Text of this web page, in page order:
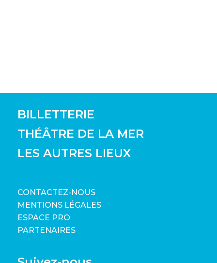
BILLETTERIE
THÉÂTRE DE LA MER
LES AUTRES LIEUX
CONTACTEZ-NOUS
MENTIONS LÉGALES
ESPACE PRO
PARTENAIRES